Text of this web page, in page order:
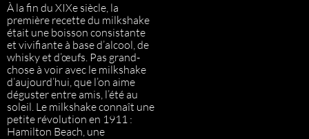
À la fin du XIXe siècle, la
première recette du milkshake
était une boisson consistante
et vivifiante à base d’alcool, de
whisky et d’œufs. Pas grand-
chose à voir avec le milkshake
d’aujourd’hui, que l’on aime
déguster entre amis, l’été au
soleil. Le milkshake connaît une
petite révolution en 1911 :
Hamilton Beach, une